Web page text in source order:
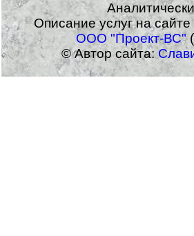
Описание услуг на
ООО "Проект-ВС"
© Автор сайта: